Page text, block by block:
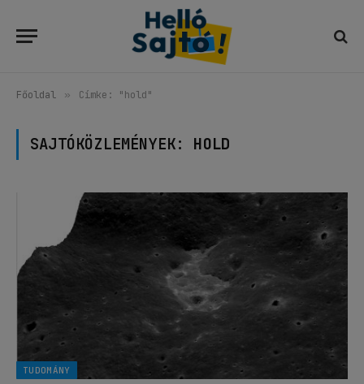
Főoldal » Címke: "hold"
SAJTÓKÖZLEMÉNYEK: HOLD
TUDOMÁNY